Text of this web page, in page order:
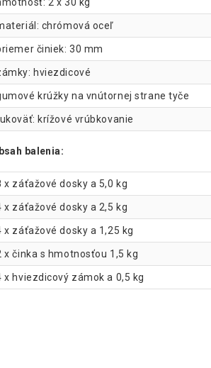
chrómová oceľ
činiek: 30 mm
hviezdicové
krúžky na vnútornej strane tyče
krížové vrúbkovanie
balenia:
x záťažové dosky a 5,0 kg
x záťažové dosky a 2,5 kg
x záťažové dosky a 1,25 kg
x činka s hmotnosťou 1,5 kg
x hviezdicový zámok a 0,5 kg